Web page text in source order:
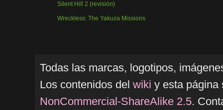
Silent Hill 2 (revisión)
Wreckless: The Yakuza Missions
Todas las marcas, logotipos,
Los contenidos del wiki y esta página
NonCommercial-ShareAlike 2.5.